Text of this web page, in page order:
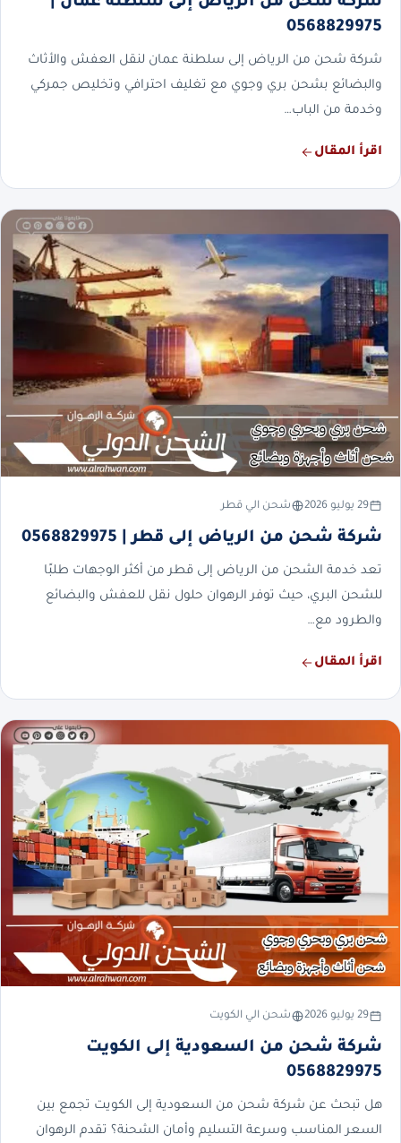
0568829975
شركة شحن من الرياض إلى سلطنة عمان لنقل العفش والأثاث
والبضائع بشحن بري وجوي مع تغليف احترافي وتخليص جمركي
وخدمة من الباب…
اقرأ المقال
29 يوليو 2026 شحن الي قطر
شركة شحن من الرياض إلى قطر | 0568829975
تعد خدمة الشحن من الرياض إلى قطر من أكثر الوجهات طلبًا
للشحن البري، حيث توفر الرهوان حلول نقل للعفش والبضائع
والطرود مع…
اقرأ المقال
29 يوليو 2026 شحن الي الكويت
شركة شحن من السعودية إلى الكويت
0568829975
هل تبحث عن شركة شحن من السعودية إلى الكويت تجمع بين
السعر المناسب وسرعة التسليم وأمان الشحنة؟ تقدم الرهوان